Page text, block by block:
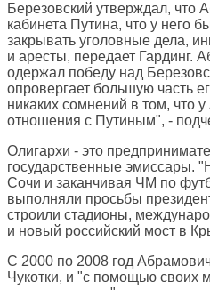
Березовский утверждал, что
кабинета Путина, что у него
закрывать уголовные дела,
и аресты, передает Гардинг.
одержал победу над
опровергает большую часть
никаких сомнений в том, что
отношения с Путиным", -
Олигархи - это
государственные эмиссары.
Сочи и заканчивая ЧМ по
выполняли просьбы
строили стадионы,
и новый российский мост в
С 2000 по 2008 год
Чукотки, и "с помощью своих